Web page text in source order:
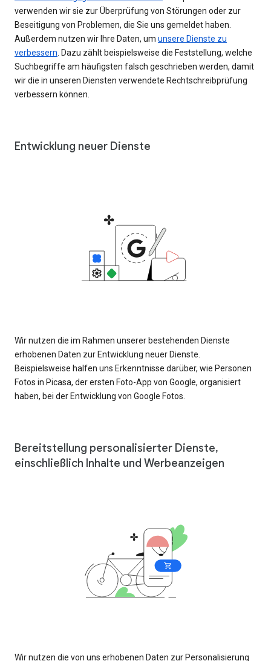
verwenden wir sie zur Überprüfung von Störungen oder zur
Beseitigung von Problemen, die Sie uns gemeldet haben.
Außerdem nutzen wir Ihre Daten, um unsere Dienste zu
verbessern . Dazu zählt beispielsweise die Feststellung, welche
Suchbegriffe am häufigsten falsch geschrieben werden, damit
wir die in unseren Diensten verwendete Rechtschreibprüfung
verbessern können.
Entwicklung neuer Dienste
Wir nutzen die im Rahmen unserer bestehenden Dienste
erhobenen Daten zur Entwicklung neuer Dienste.
Beispielsweise halfen uns Erkenntnisse darüber, wie Personen
Fotos in Picasa, der ersten Foto-App von Google, organisiert
haben, bei der Entwicklung von Google Fotos.
Bereitstellung personalisierter Dienste,
einschließlich Inhalte und Werbeanzeigen
Wir nutzen die von uns erhobenen Daten zur Personalisierung